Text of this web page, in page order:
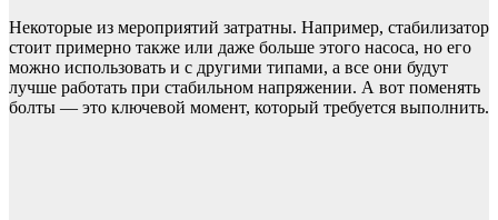
Некоторые из мероприятий затратны. Например, стабилизатор
стоит примерно также или даже больше этого насоса, но его
можно использовать и с другими типами, а все они будут
лучше работать при стабильном напряжении. А вот поменять
болты — это ключевой момент, который требуется выполнить.